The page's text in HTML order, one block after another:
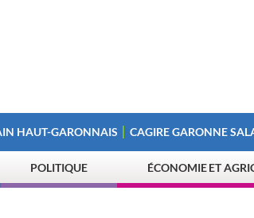
HAUT-GARONNAIS CAGIRE GARONNE
POLITIQUE ÉCONOMIE ET